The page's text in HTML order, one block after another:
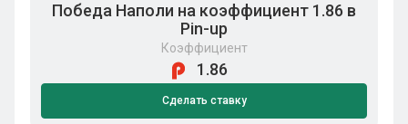
Победа Наполи на коэффициент 1.86 в
Pin-up
Коэффициент
1.86
Сделать ставку